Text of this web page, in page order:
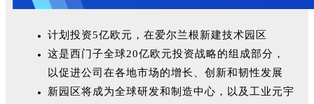
计划投资5亿欧元，在爱尔兰根新建技术园区
这是西门子全球20亿欧元投资战略的组成部分，
以促进公司在各地市场的增长、创新和韧性发展
新园区将成为全球研发和制造中心，以及工业元宇